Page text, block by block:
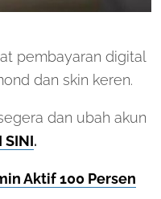
pembayaran digital
dan skin keren.
dan ubah akun
SINI.
Aktif 100 Persen